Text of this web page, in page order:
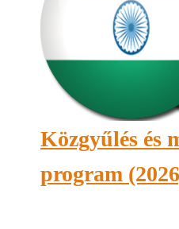
Közgyűlés és
program